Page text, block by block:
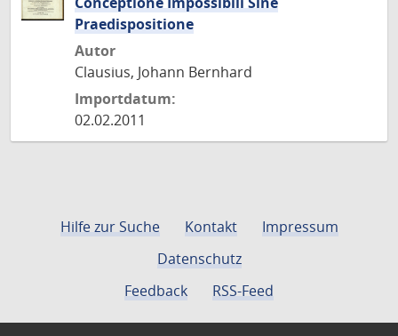
Praedispositione
Autor
Clausius, Johann Bernhard
Importdatum:
02.02.2011
Hilfe zur Suche Kontakt
Impressum
Datenschutz
Feedback
RSS-Feed